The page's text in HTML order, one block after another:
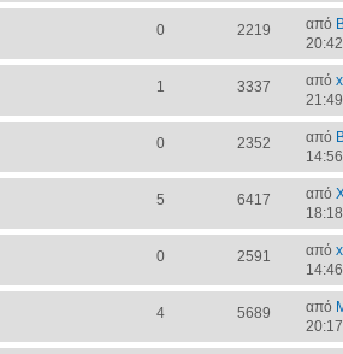
0 2219 από
1 3337 από
0 2352 από
5 6417 από
0 2591 από
4 5689 από